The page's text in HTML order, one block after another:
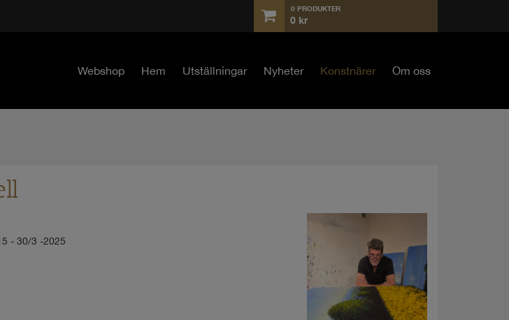
0 PRODUKTER
0 kr
Webshop Hem Utställningar Nyheter Konstnärer Om oss
- 30/3 -2025